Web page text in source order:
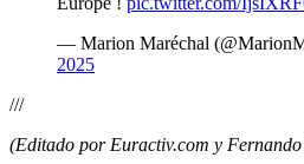
— Marion Maréchal
2025
///
(Editado por Euractiv.com y